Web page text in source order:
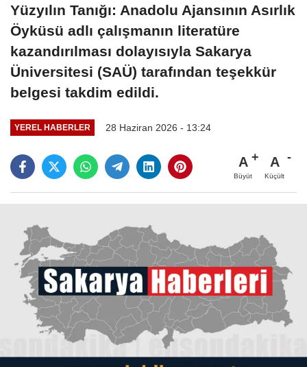
Yüzyılın Tanığı: Anadolu Ajansının Asırlık
Öyküsü adlı çalışmanın literatüre
kazandırılması dolayısıyla Sakarya
Üniversitesi (SAÜ) tarafından teşekkür
belgesi takdim edildi.
YEREL HABERLER 28 Haziran 2026 - 13:24
A
Büyüt
A
Küçült